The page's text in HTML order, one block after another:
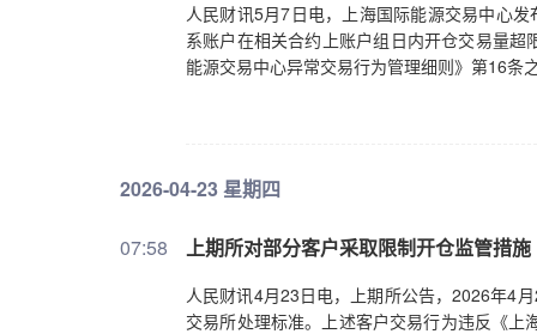
人民财讯5月7日电，上海国际能源交易中心
系账户在相关合约上账户组日内开仓交易量
能源交易中心异常交易行为管理细则》第16条
2026-04-23 星期四
07:58 上期所对部分客户采取限制开仓监管措施
人民财讯4月23日电，上期所公告，2026年4
交易所处理标准。上述客户交易行为违反《